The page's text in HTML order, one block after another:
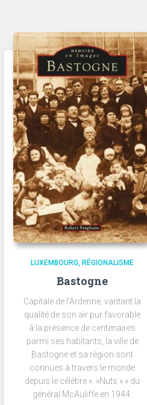
LUXEMBOURG RÉGIONALISME
Bastogne
Capitale de l’Ardenne, vantant la
qualité de son air pur favorable
à la présence de centenaires
parmi ses habitants, la ville de
Bastogne et sa région sont
connues à travers le monde
depuis le célèbre « »Nuts » » du
général McAuliffe en 1944.